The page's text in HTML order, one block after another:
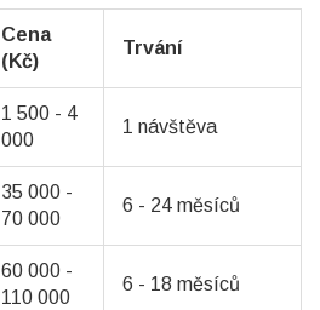
Cena
(Kč)
Trvání
1 500 - 4
000
1 návštěva
35 000 -
70 000
6 - 24 měsíců
60 000 -
110 000
6 - 18 měsíců